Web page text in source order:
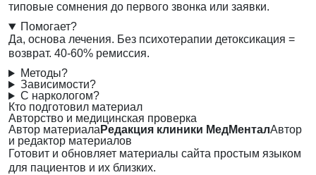
типовые сомнения до первого звонка или заявки.
Помогает?
Да, основа лечения. Без психотерапии детоксикация =
возврат. 40-60% ремиссия.
Методы?
Зависимости?
С наркологом?
Кто подготовил материал
Авторство и медицинская проверка
Автор материала Редакция клиники МедМенталАвтор
и редактор материалов
Готовит и обновляет материалы сайта простым языком
для пациентов и их близких.